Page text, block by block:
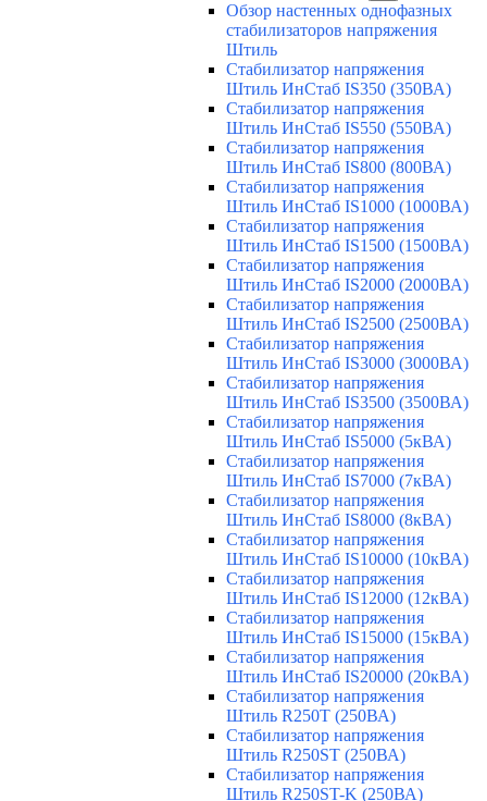
Обзор настенных однофазных
стабилизаторов напряжения
Штиль
Стабилизатор напряжения
Штиль ИнСтаб IS350 (350ВА)
Стабилизатор напряжения
Штиль ИнСтаб IS550 (550ВА)
Стабилизатор напряжения
Штиль ИнСтаб IS800 (800ВА)
Стабилизатор напряжения
Штиль ИнСтаб IS1000 (1000ВА)
Стабилизатор напряжения
Штиль ИнСтаб IS1500 (1500ВА)
Стабилизатор напряжения
Штиль ИнСтаб IS2000 (2000ВА)
Стабилизатор напряжения
Штиль ИнСтаб IS2500 (2500ВА)
Стабилизатор напряжения
Штиль ИнСтаб IS3000 (3000ВА)
Стабилизатор напряжения
Штиль ИнСтаб IS3500 (3500ВА)
Стабилизатор напряжения
Штиль ИнСтаб IS5000 (5кВА)
Стабилизатор напряжения
Штиль ИнСтаб IS7000 (7кВА)
Стабилизатор напряжения
Штиль ИнСтаб IS8000 (8кВА)
Стабилизатор напряжения
Штиль ИнСтаб IS10000 (10кВА)
Стабилизатор напряжения
Штиль ИнСтаб IS12000 (12кВА)
Стабилизатор напряжения
Штиль ИнСтаб IS15000 (15кВА)
Стабилизатор напряжения
Штиль ИнСтаб IS20000 (20кВА)
Стабилизатор напряжения
Штиль R250T (250ВА)
Стабилизатор напряжения
Штиль R250ST (250ВА)
Стабилизатор напряжения
Штиль R250ST-K (250ВА)